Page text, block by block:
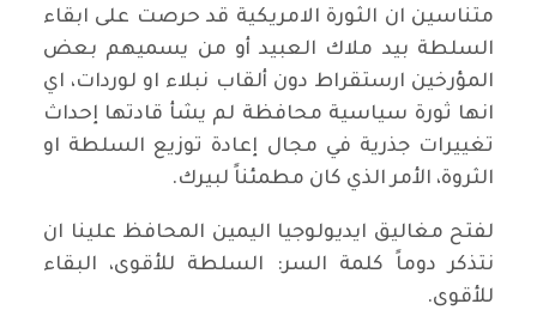
متناسين ان الثورة الامريكية قد حرصت على ابقاء
السلطة بيد ملاك العبيد أو من يسميهم بعض
المؤرخين ارستقراط دون ألقاب نبلاء او لوردات، اي
انها ثورة سياسية محافظة لم يشأ قادتها إحداث
تغييرات جذرية في مجال إعادة توزيع السلطة او
الثروة، الأمر الذي كان مطمئناً لبيرك.
لفتح مغاليق ايديولوجيا اليمين المحافظ علينا ان
نتذكر دوماً كلمة السر: السلطة للأقوى، البقاء
للأقوى.